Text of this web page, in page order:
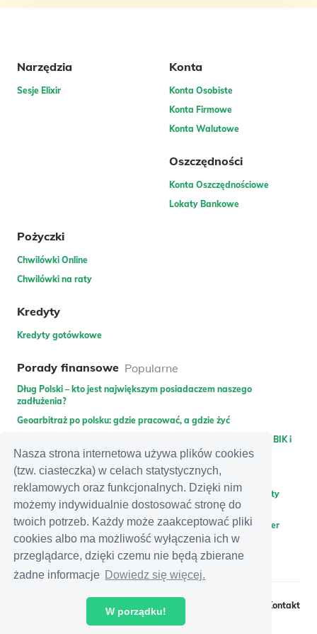
Nasza strona internetowa używa plików cookies
(tzw. ciasteczka) w celach statystycznych,
reklamowych oraz funkcjonalnych. Dzięki nim
możemy indywidualnie dostosować stronę do
twoich potrzeb. Każdy może zaakceptować pliki
cookies albo ma możliwość wyłączenia ich w
przeglądarce, dzięki czemu nie będą zbierane
żadne informacje Dowiedz się więcej.
W porządku!
Narzędzia
Sesje Elixir
Konta
Konta Osobiste
Konta Firmowe
Konta Walutowe
Oszczędności
Konta Oszczędnościowe
Lokaty Bankowe
Pożyczki
Chwilówki Online
Chwilówki na raty
Kredyty
Kredyty gotówkowe
Porady finansowe Popularne
Dług Polski – kto jest największym posiadaczem naszego
zadłużenia?
Geoarbitraż po polsku: gdzie pracować, a gdzie żyć
Pożyczka dla zadłużonych – gdzie pożyczyć bez weryfikacji w BIK i
KRD lub bez gwaranta?
Promocje bankowe Najnowsze
Zdobądź 400 zł do wykorzystania na Allegro za założenie karty
kredytowej Citibank
Zyskaj 350 zł premii za założenie i polecenie konta w Santander
Bank Polska + dodatkowe 300 zł zwrotu za rachunki
Zyskaj nawet 300 zł + 1,8% na rachunku Moje cele za otwarcie
eKonta osobistego w mBanku
Polityka prywatności Kontakt